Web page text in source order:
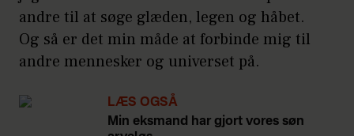
andre til at søge glæden, legen og håbet.
Og så er det min måde at forbinde mig til
andre mennesker og universet på.
LÆS OGSÅ
Min eksmand har gjort vores søn